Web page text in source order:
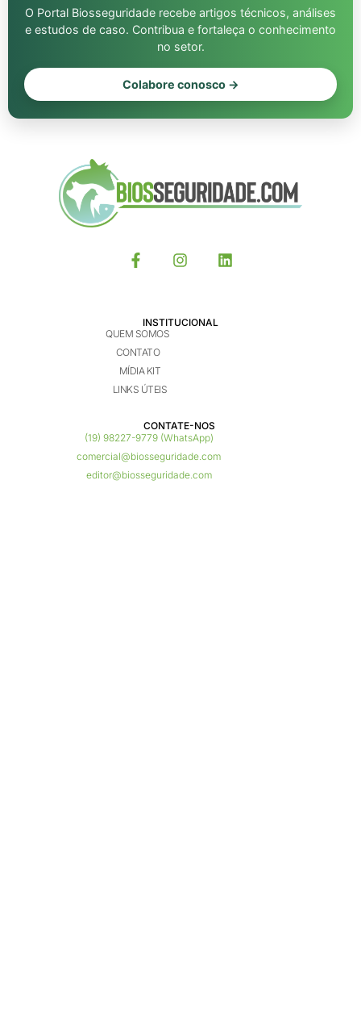
O Portal Biosseguridade recebe artigos técnicos, análises
e estudos de caso. Contribua e fortaleça o conhecimento
no setor.
Colabore conosco →
INSTITUCIONAL
QUEM SOMOS
CONTATO
MÍDIA KIT
LINKS ÚTEIS
CONTATE-NOS ​
(19) 98227-9779 (WhatsApp)
comercial@biosseguridade.com
editor@biosseguridade.com